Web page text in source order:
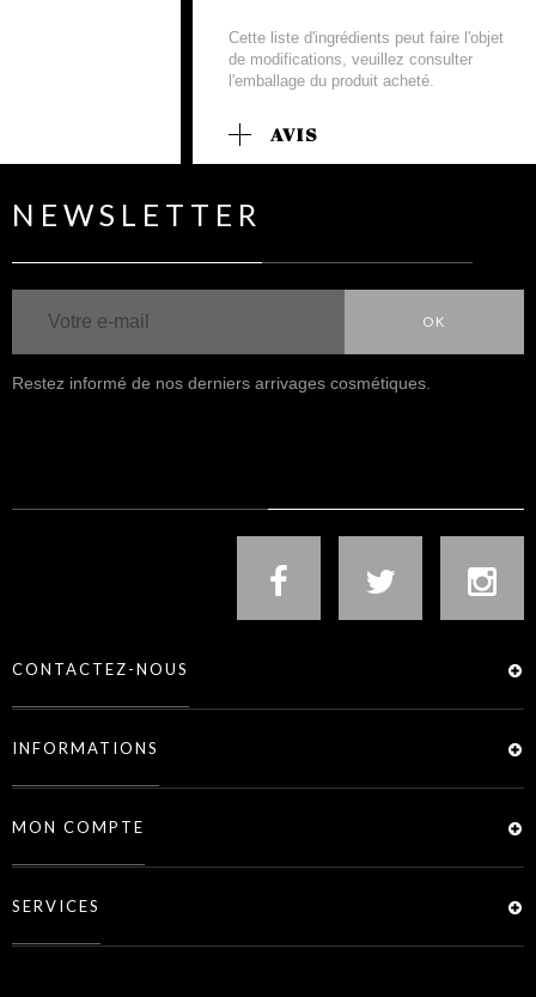
Cette liste d'ingrédients peut faire l'objet
de modifications, veuillez consulter
l'emballage du produit acheté.
AVIS
NEWSLETTER
OK
Restez informé de nos derniers arrivages cosmétiques.
CONTACTEZ-NOUS
INFORMATIONS
MON COMPTE
SERVICES